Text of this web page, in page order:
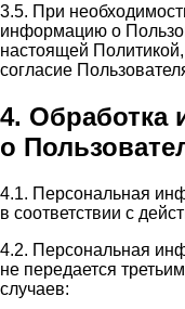
3.5. При
информацию о
настоящей
согласие
4. Обработка
о
4.1. Персональная
в соответствии с
4.2. Персональная
не передается
случаев: